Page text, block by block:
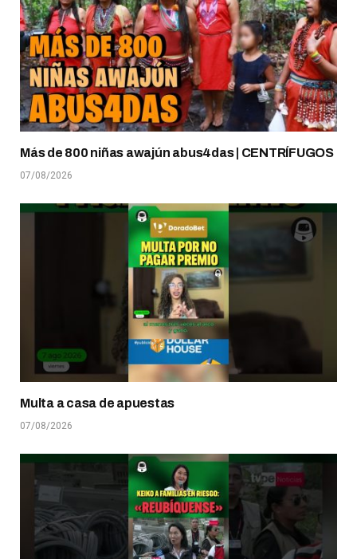
Más de 800 niñas awajún abus4das | CENTRÍFUGOS
07/08/2026
Multa a casa de apuestas
07/08/2026